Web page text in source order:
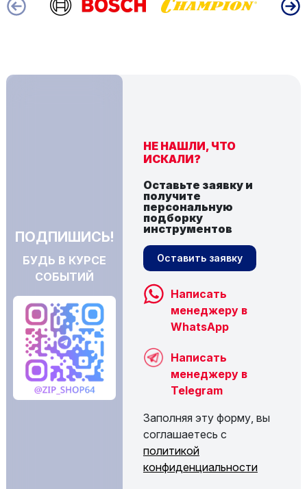
ПОДПИШИСЬ!
БУДЬ В КУРСЕ
СОБЫТИЙ
НЕ НАШЛИ, ЧТО
ИСКАЛИ?
Оставьте заявку и
получите
персональную
подборку
инструментов
Оставить заявку
Написать
менеджеру в
WhatsApp
Написать
менеджеру в
Telegram
Заполняя эту форму, вы
соглашаетесь с
политикой
конфиденциальности